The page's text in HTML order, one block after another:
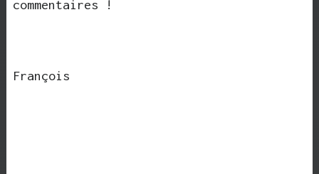
commentaires !
François